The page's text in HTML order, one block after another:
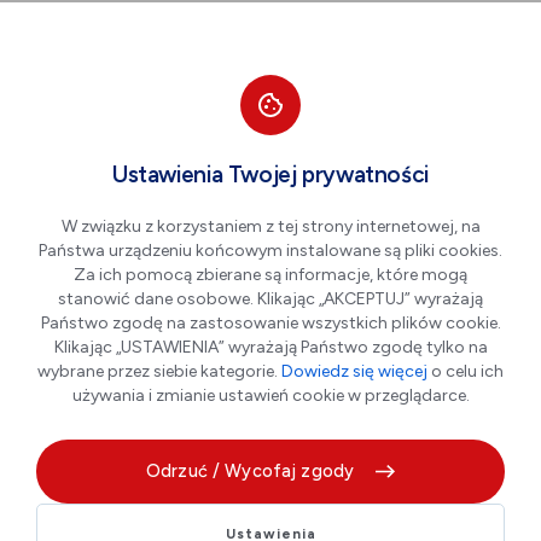
- 10% ZNIŻKI NA ZAKUP SZKIEŁ OKULAROWYCH
- 10% zniżki na zakup szkieł
okularowych
10% rabatu na szkła okularowe przy zakupie w regularnej
Ustawienia Twojej prywatności
W związku z korzystaniem z tej strony internetowej, na
Państwa urządzeniu końcowym instalowane są pliki cookies.
Za ich pomocą zbierane są informacje, które mogą
stanowić dane osobowe. Klikając „AKCEPTUJ” wyrażają
Państwo zgodę na zastosowanie wszystkich plików cookie.
Klikając „USTAWIENIA” wyrażają Państwo zgodę tylko na
wybrane przez siebie kategorie. Dowiedz się więcej o celu ich
używania i zmianie ustawień cookie w przeglądarce.
Odrzuć / Wycofaj zgody
Ustawienia